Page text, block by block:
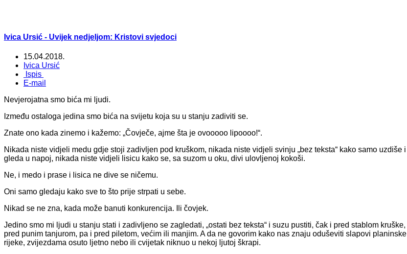
Ivica Ursić - Uvijek nedjeljom: Kristovi svjedoci
15.04.2018.
Ivica Ursić
Ispis
E-mail
Nevjerojatna smo bića mi ljudi.
Između ostaloga jedina smo bića na svijetu koja su u stanju zadiviti se.
Znate ono kada zinemo i kažemo: „Čovječe, ajme šta je ovooooo lipoooo!“.
Nikada niste vidjeli medu gdje stoji zadivljen pod kruškom, nikada niste vidjeli svinju „bez teksta“ kako samo uzdiše i
gleda u napoj, nikada niste vidjeli lisicu kako se, sa suzom u oku, divi ulovljenoj kokoši.
Ne, i medo i prase i lisica ne dive se ničemu.
Oni samo gledaju kako sve to što prije strpati u sebe.
Nikad se ne zna, kada može banuti konkurencija. Ili čovjek.
Jedino smo mi ljudi u stanju stati i zadivljeno se zagledati, „ostati bez teksta“ i suzu pustiti, čak i pred stablom kruške,
pred punim tanjurom, pa i pred piletom, većim ili manjim. A da ne govorim kako nas znaju oduševiti slapovi planinske
rijeke, zvijezdama osuto ljetno nebo ili cvijetak niknuo u nekoj ljutoj škrapi.